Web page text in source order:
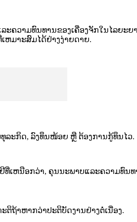
ຄວາມທົນທານຂອງເຄື່ອງຈັກໃນໄລຍະຍ
ຫມາະສົມໄດ້ຢ່າງງ່າຍດາຍ.
ລະກິດ, ລົງທຶນໜ້ອຍ ຫຼື ຕ້ອງການກູ້ທຶນໄວ.
ຢີທີ່ເຫນືອກວ່າ, ຄຸນນະພາບແລະຄວາມທົນທ
ຕິຖ້າຫາກວ່າປະຕິບັດງານຢ່າງຕໍ່ເນື່ອງ.